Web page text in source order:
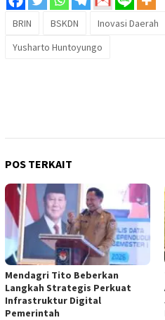
BRIN BSKDN Inovasi Daerah
Yusharto Huntoyungo
POS TERKAIT
Mendagri Tito Beberkan
Langkah Strategis Perkuat
Infrastruktur Digital
Pemerintah